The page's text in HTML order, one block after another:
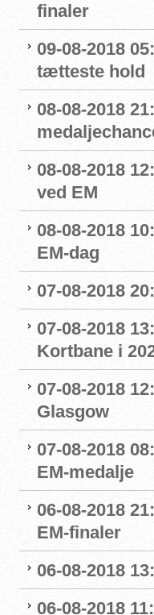
finaler
09-08-2018
tætteste hold
08-08-2018
08-08-2018
ved EM
08-08-2018
EM-dag
07-08-2018
07-08-2018
Kortbane i
07-08-2018
Glasgow
07-08-2018
EM-medalje
06-08-2018
EM-finaler
06-08-2018
06-08-2018